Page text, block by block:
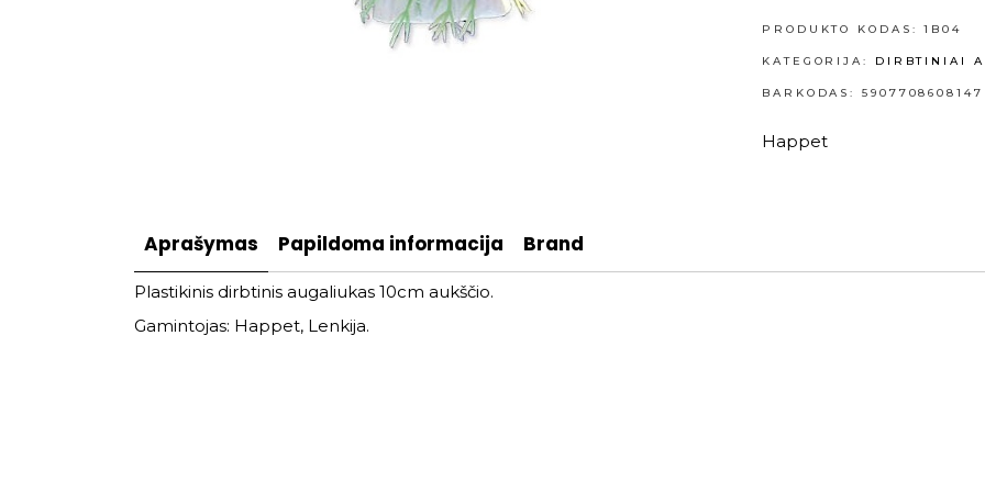
PRODUKTO KODAS:1B04
KATEGORIJA: DIRBTINIAI
BARKODAS: 5907708608147
Happet
Aprašymas Papildoma informacija Brand
Plastikinis dirbtinis augaliukas 10cm aukščio.
Gamintojas: Happet, Lenkija.